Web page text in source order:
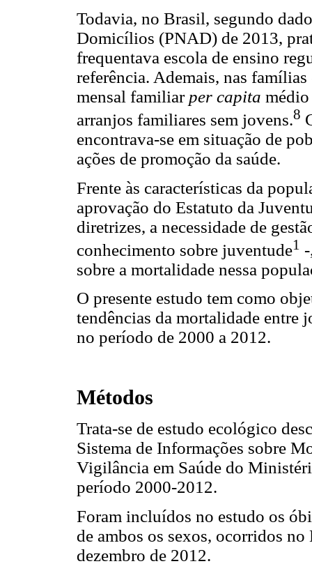
Todavia, no Brasil, segundo
Domicílios (PNAD) de 2013,
frequentava escola de ensino
referência. Ademais, nas
mensal familiar per capita
arranjos familiares sem jovens.8
encontrava-se em situação de
ações de promoção da saúde.
Frente às características da
aprovação do Estatuto da
diretrizes, a necessidade de
conhecimento sobre juventude1
sobre a mortalidade nessa
O presente estudo tem como
tendências da mortalidade entre
no período de 2000 a 2012.
Métodos
Trata-se de estudo ecológico
Sistema de Informações sobre
Vigilância em Saúde do
período 2000-2012.
Foram incluídos no estudo os
de ambos os sexos, ocorridos
dezembro de 2012.